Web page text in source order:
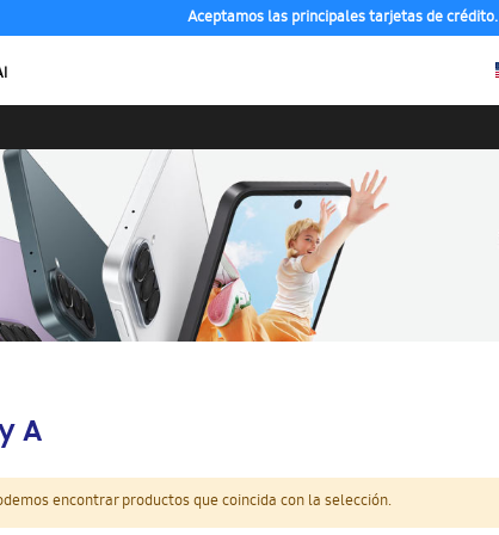
Aceptamos las principales tarjetas de crédito.
A
encontrar productos que coincida con la selección.